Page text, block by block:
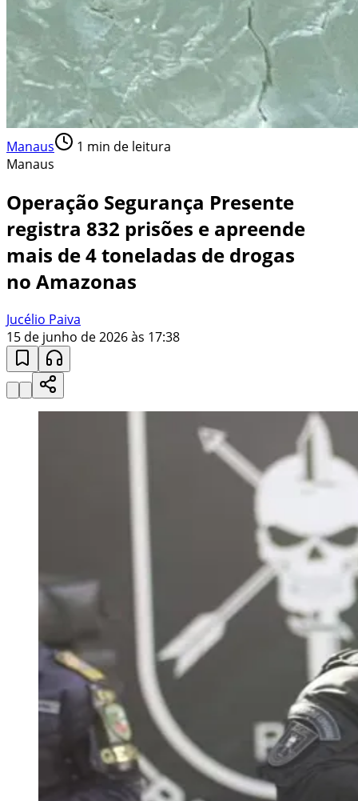
Manaus 1 min de leitura
Manaus
Operação Segurança Presente
registra 832 prisões e apreende
mais de 4 toneladas de drogas
no Amazonas
Jucélio Paiva
15 de junho de 2026 às 17:38